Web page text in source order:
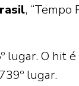
, “Tempo
lugar. O hit
lugar.